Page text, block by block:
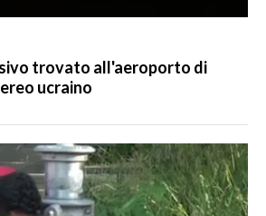
trovato all'aeroporto di
ucraino